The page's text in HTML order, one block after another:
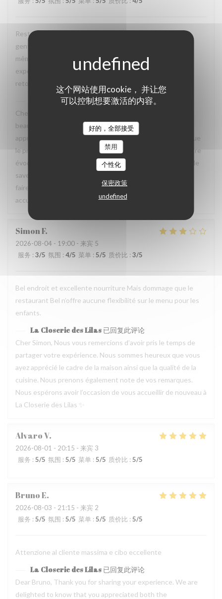
这个网站使用cookie， 并让您
可以控制想要激活的内容。
好的，全部接受
禁用
个性化
保密政策
undefined
Restaurant tres agreable, personnel avec expertise, tres
gentil et amable avec esprit! Cuisine simple et raffiné au
même temps, avec goût. Location charmante, pour un
experience que merece de retourner plusieur fois. Je
retournerai
La Closerie des Lilas已回复此评论
Cher Emanuele, Nous recevons vos compliments avec
beaucoup de plaisir. Nous sommes ravis que vous ayez
apprécié le charme des lieux, la qualité de la cuisine ainsi que
le professionnalisme et la gentillesse de notre équipe. Votre
évocation d’une cuisine à la fois simple, raffinée et pleine de
saveurs reflète parfaitement l’esprit que nous souhaitons
faire vivre à nos hôtes. Nous aurons grand plaisir à vous
accueillir de nouveau à La Closerie des Lilas ✨
SimonF
2026-08-04 - 19:00 - 来宾 5
服务 : 3/5 氛围 : 4/5 菜单 : 5/5 质价比 : 3/5
Bel endroit et excellente nourriture Mais dommage que le
restaurant Bel n’offre aucune flexibilité sur le menu pour les
enfants.
La Closerie des Lilas 已回复此评论
Cher Simon, Nous vous remercions d’avoir pris le temps de
partager votre expérience. Nous sommes heureux que vous
ayez apprécié le cadre de la maison ainsi que la qualité de la
cuisine. Nous prenons également note de vos remarques.
Nous espérons avoir l’occasion de vous accueillir de nouveau à
La Closerie des Lilas ✨
AlvaroV
2026-08-01 - 20:15 - 来宾 3
服务 : 5/5 氛围 : 5/5 菜单 : 5/5 质价比 : 5/5
BrunoE
2026-08-03 - 21:15 - 来宾 2
服务 : 5/5 氛围 : 5/5 菜单 : 5/5 质价比 : 5/5
Attenzione al cliente massima e cibo eccellente
La Closerie des Lilas 已回复此评论
Dear Bruno, Thank you for sharing your experience. We are
delighted to know that you appreciated both the